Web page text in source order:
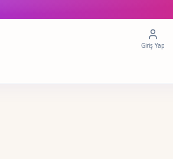
Giriş Yap